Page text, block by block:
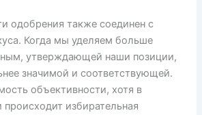
одобрения также соединен с
Когда мы уделяем больше
утверждающей наши позиции,
значимой и соответствующей.
объективности, хотя в
происходит избирательная